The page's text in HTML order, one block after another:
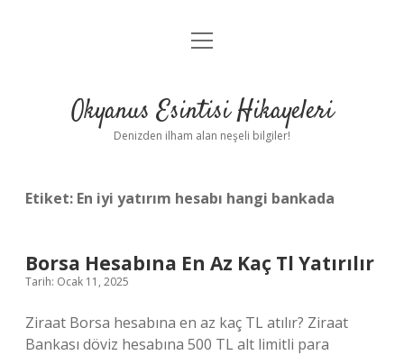
Anasayfa
Yasal Uyarı
menüyü
Okyanus Esintisi Hikayeleri
Denizden ilham alan neşeli bilgiler!
Etiket: En iyi yatırım hesabı hangi bankada
Borsa Hesabına En Az Kaç Tl Yatırılır
Tarih: Ocak 11, 2025
Ziraat Borsa hesabına en az kaç TL atılır? Ziraat
Bankası döviz hesabına 500 TL alt limitli para